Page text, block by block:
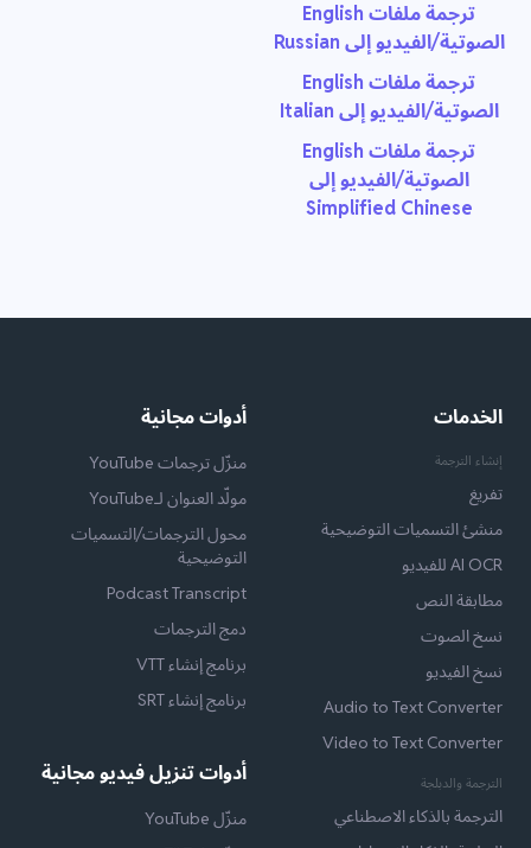
ترجمة ملفات English
الصوتية/الفيديو إلى Russian
ترجمة ملفات English
الصوتية/الفيديو إلى Italian
ترجمة ملفات English
الصوتية/الفيديو إلى
Simplified Chinese
الخدمات
إنشاء الترجمة
تفريغ
منشئ التسميات التوضيحية
AI OCR للفيديو
مطابقة النص
نسخ الصوت
نسخ الفيديو
Audio to Text Converter
Video to Text Converter
الترجمة والدبلجة
الترجمة بالذكاء الاصطناعي
أدوات مجانية
منزّل ترجمات YouTube
مولّد العنوان لـYouTube
محول الترجمات/التسميات
التوضيحية
Podcast Transcript
دمج الترجمات
برنامج إنشاء VTT
برنامج إنشاء SRT
أدوات تنزيل فيديو مجانية
منزّل YouTube